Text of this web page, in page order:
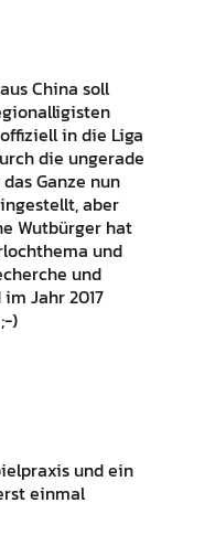
China soll
in die Liga
die ungerade
Ganze nun
aber
Wutbürger hat
und
und
Jahr 2017
)
und ein
einmal